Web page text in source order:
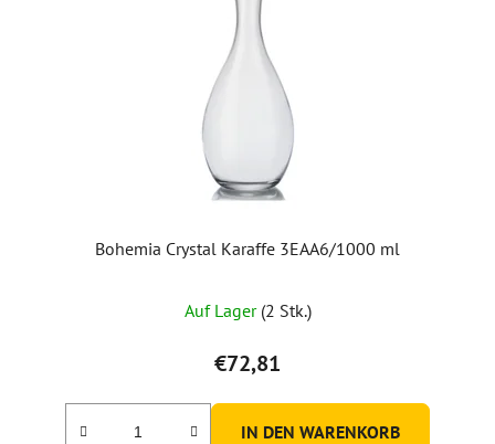
Bohemia Crystal Karaffe 3EAA6/1000 ml
Auf Lager (2 Stk.)
€72,81
IN DEN WARENKORB